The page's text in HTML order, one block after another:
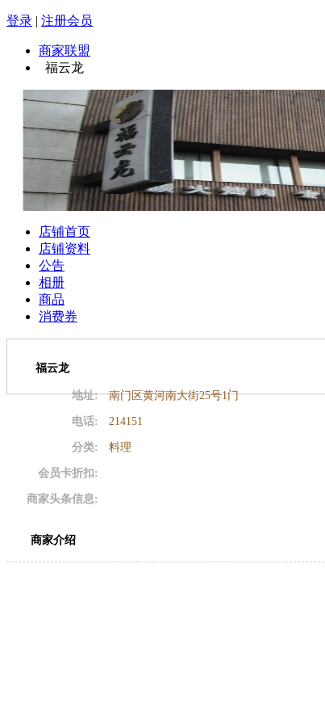
登录 | 注册会员
商家联盟
福云龙
店铺首页
店铺资料
公告
相册
商品
消费券
福云龙
地址: 南门区黄河南大街25号1门
电话: 214151
分类: 料理
会员卡折扣:
商家头条信息:
商家介绍